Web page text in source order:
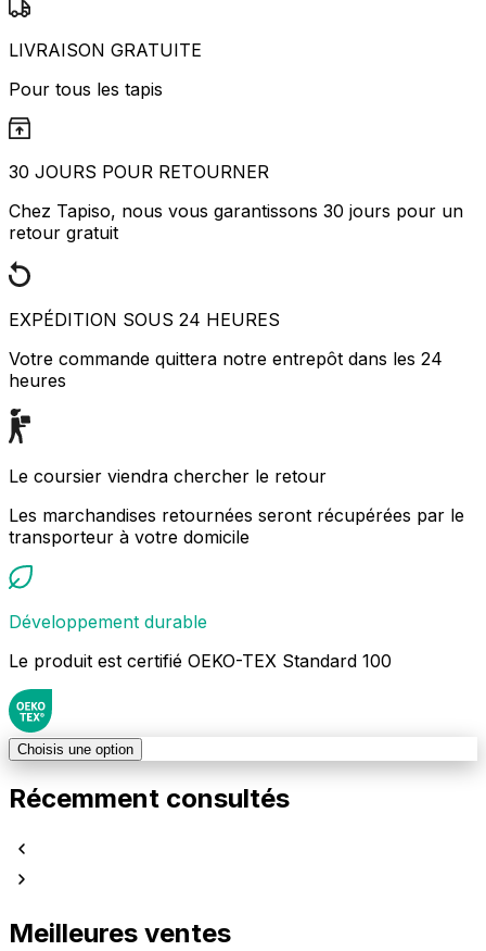
LIVRAISON GRATUITE
Pour tous les tapis
30 JOURS POUR RETOURNER
Chez Tapiso, nous vous garantissons 30 jours pour un
retour gratuit
EXPÉDITION SOUS 24 HEURES
Votre commande quittera notre entrepôt dans les 24
heures
Le coursier viendra chercher le retour
Les marchandises retournées seront récupérées par le
transporteur à votre domicile
Développement durable
Le produit est certifié OEKO-TEX Standard 100
Choisis une option
Récemment consultés
Meilleures ventes